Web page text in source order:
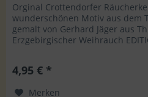
Orginal Crottendorfer
wunderschönen Motiv aus dem
gemalt von Gerhard Jäger aus
Erzgebirgischer Weihrauch
4,95 € *
Merken